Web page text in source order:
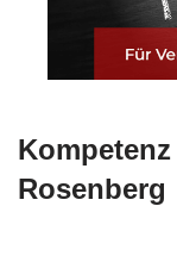
Rosenberg